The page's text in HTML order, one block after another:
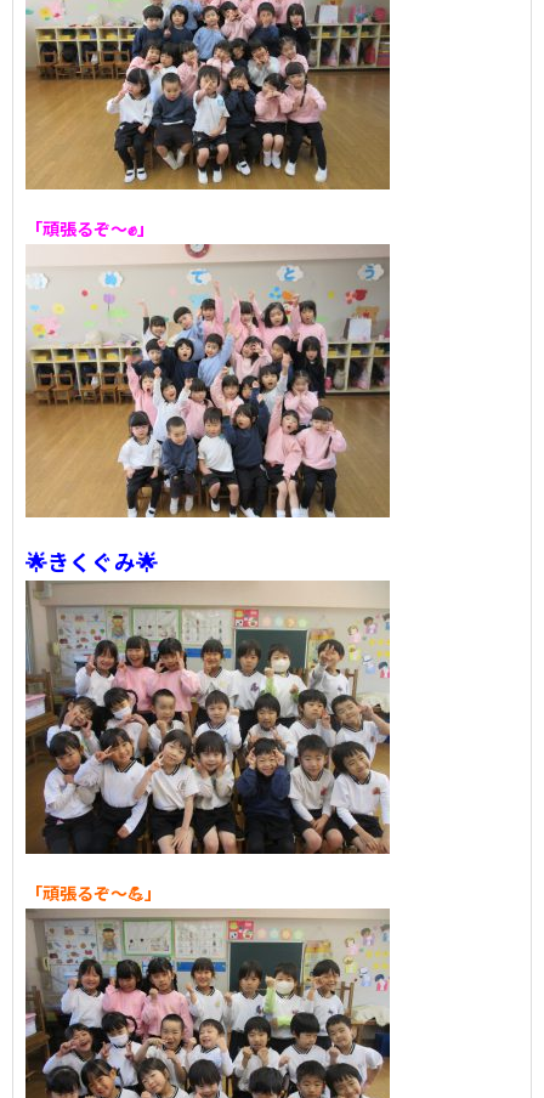
「頑張るぞ～✊」
🌟きくぐみ🌟
「頑張るぞ～💪」